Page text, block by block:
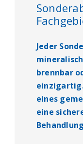
Jeder
brennbar
eines
eine